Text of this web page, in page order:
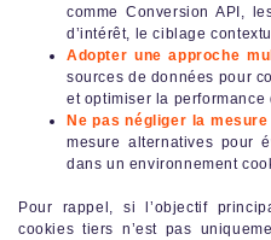
comme Conversion API,
d’intérêt, le ciblage
Adopter une approche
sources de données pour
et optimiser la performance
Ne pas négliger la mesure
mesure alternatives pour
dans un environnement
Pour rappel, si l’objectif
cookies tiers n’est pas